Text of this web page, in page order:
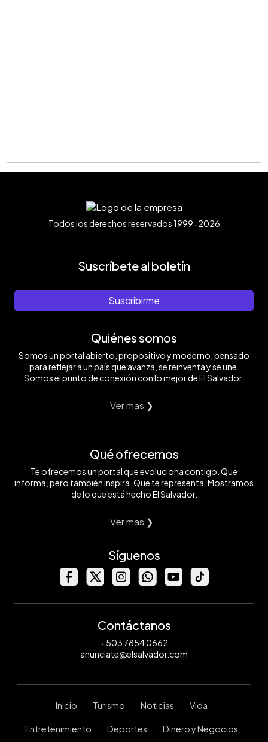
Todos los derechos reservados 1999-2026
Suscríbete al boletín
Suscribirme
Quiénes somos
Somos un portal abierto, propositivo y moderno, pensado
para reflejar a un país que avanza, se reinventa y se une.
Somos el punto de conexión con lo mejor de El Salvador.
Ver mas ❯
Qué ofrecemos
Te ofrecemos un portal que evoluciona contigo. Que
informa, pero también inspira. Que te representa. Mostramos
de lo que está hecho El Salvador.
Ver mas ❯
Síguenos
Contáctanos
+503 7854 0662
anunciate@elsalvador.com
Inicio Turismo Noticias Vida
Entretenimiento Deportes Dinero y Negocios